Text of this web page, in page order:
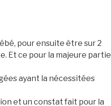
pour ensuite être sur 2
Et ce pour la majeure partie
ayant la nécessitées
et un constat fait pour la